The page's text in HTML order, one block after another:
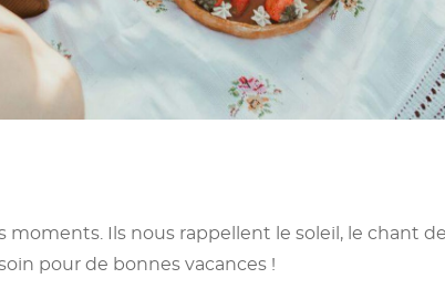
Ils nous rappellent le soleil, le chant
pour de bonnes vacances !